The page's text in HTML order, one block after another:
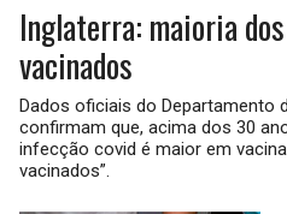
Inglaterra: maioria
vacinados
Dados oficiais do Departamento
confirmam que, acima dos 30
infecção covid é maior em
vacinados”.